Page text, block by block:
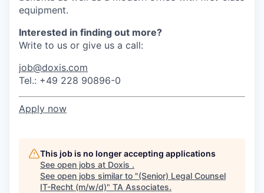
equipment.
Interested in finding out more?
Write to us or give us a call:
job@doxis.com
Tel.: +49 228 90896-0
Apply now
This job is no longer accepting applications
See open jobs at Doxis .
See open jobs similar to "(Senior) Legal Counsel
IT-Recht (m/w/d)" TA Associates.